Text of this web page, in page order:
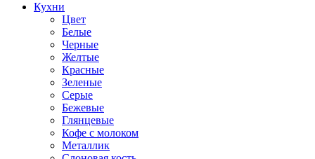
Кухни
Цвет
Белые
Черные
Желтые
Красные
Зеленые
Серые
Бежевые
Глянцевые
Кофе с молоком
Металлик